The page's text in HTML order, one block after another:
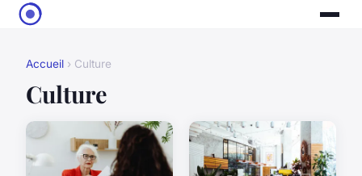
Accueil › Culture
Culture